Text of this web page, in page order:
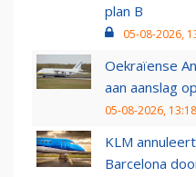
plan B
05-08-2026,
Oekraïense
aan aanslag
05-08-2026, 13:18
KLM
Barcelona